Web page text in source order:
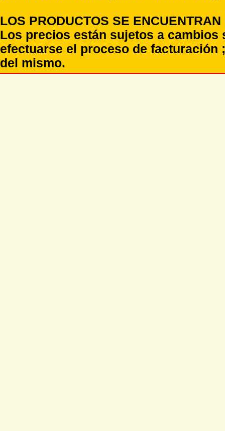
LOS PRODUCTOS SE
Los precios están sujetos a
efectuarse el proceso de
del mismo.